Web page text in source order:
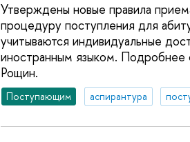
Утверждены новые правила
процедуру поступления для
учитываются индивидуальные
иностранным языком. Подробнее
Рощин.
Поступающим аспирантура